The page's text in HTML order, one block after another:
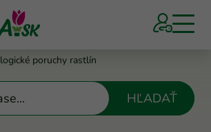
poruchy rastlín
HĽADAŤ